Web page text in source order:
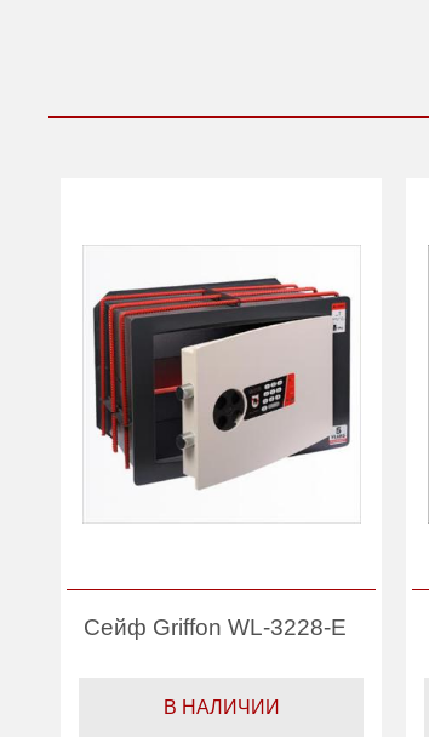
Сейф Griffon WL-3228-E
В НАЛИЧИИ